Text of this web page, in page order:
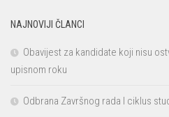
NAJNOVIJI ČLANCI
Obavijest za kandidate koji nisu
upisnom roku
Odbrana Završnog rada I ciklus